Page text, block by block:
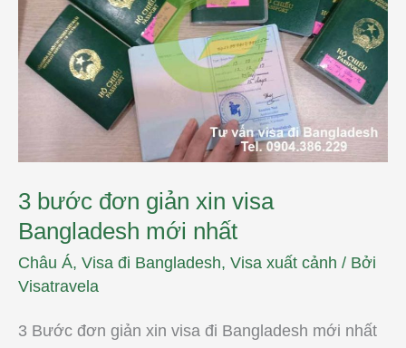
3 bước đơn giản xin visa
Bangladesh mới nhất
Châu Á, Visa đi Bangladesh, Visa xuất cảnh / Bởi
Visatravela
3 Bước đơn giản xin visa đi Bangladesh mới nhất
giản
xin
visa
Bangladesh
mới
nhất